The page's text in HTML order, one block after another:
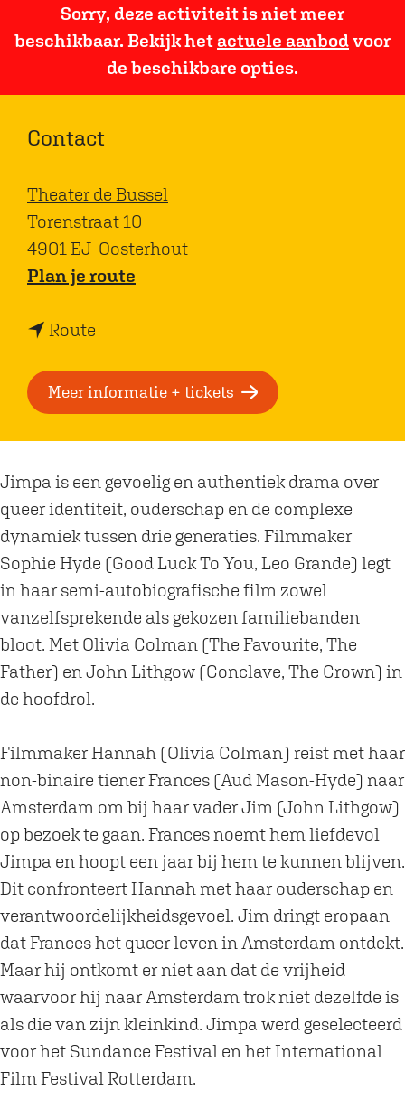
Sorry, deze activiteit is niet meer
beschikbaar. Bekijk hetactuele aanbodvoor
de beschikbare opties.
Contact
Theater de Bussel
Torenstraat 10
4901 EJ Oosterhout
Plan je route
i
l
|
J
i
m
p
a
b
i
h
e
a
t
e
r
d
e
B
u
s
s
e
Route
r
F
l
m
|
J
i
m
p
a
j
T
h
e
a
t
e
r
d
e
B
u
s
Meer informatie + tickets
Jimpa is een gevoelig en authentiek drama over
queer identiteit, ouderschap en de complexe
dynamiek tussen drie generaties. Filmmaker
Sophie Hyde (Good Luck To You, Leo Grande) legt
in haar semi-autobiografische film zowel
vanzelfsprekende als gekozen familiebanden
bloot. Met Olivia Colman (The Favourite, The
Father) en John Lithgow (Conclave, The Crown) in
de hoofdrol.
Filmmaker Hannah (Olivia Colman) reist met haar
non-binaire tiener Frances (Aud Mason-Hyde) naar
Amsterdam om bij haar vader Jim (John Lithgow)
op bezoek te gaan. Frances noemt hem liefdevol
Jimpa en hoopt een jaar bij hem te kunnen blijven.
Dit confronteert Hannah met haar ouderschap en
verantwoordelijkheidsgevoel. Jim dringt eropaan
dat Frances het queer leven in Amsterdam ontdekt.
Maar hij ontkomt er niet aan dat de vrijheid
waarvoor hij naar Amsterdam trok niet dezelfde is
als die van zijn kleinkind. Jimpa werd geselecteerd
voor het Sundance Festival en het International
Film Festival Rotterdam.